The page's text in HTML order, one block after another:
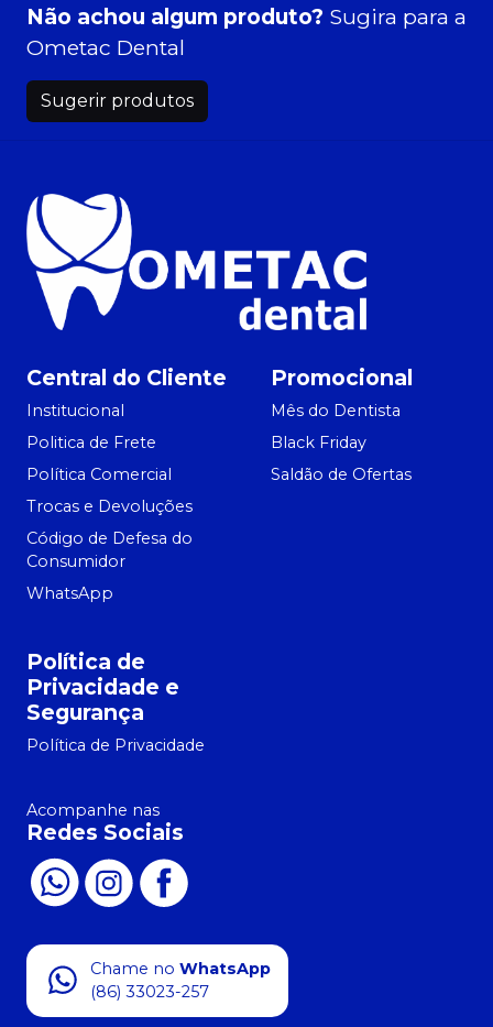
Não achou algum produto? Sugira para a
Ometac Dental
Sugerir produtos
Central do Cliente
Institucional
Politica de Frete
Política Comercial
Trocas e Devoluções
Código de Defesa do
Consumidor
WhatsApp
Promocional
Mês do Dentista
Black Friday
Saldão de Ofertas
Política de
Privacidade e
Segurança
Política de Privacidade
Acompanhe nas
Redes Sociais
Chame no WhatsApp
(86) 33023-257